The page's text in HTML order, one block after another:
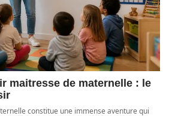
maitresse de maternelle : le
constitue une immense aventure qui